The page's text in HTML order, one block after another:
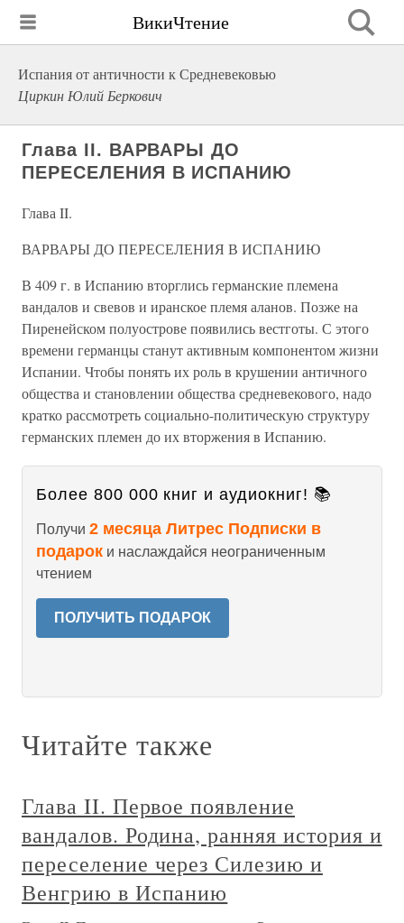
ВикиЧтение
Испания от античности к Средневековью
Циркин Юлий Беркович
Глава II. ВАРВАРЫ ДО
ПЕРЕСЕЛЕНИЯ В ИСПАНИЮ
Глава II.
ВАРВАРЫ ДО ПЕРЕСЕЛЕНИЯ В ИСПАНИЮ
В 409 г. в Испанию вторглись германские племена
вандалов и свевов и иранское племя аланов. Позже на
Пиренейском полуострове появились вестготы. С этого
времени германцы станут активным компонентом жизни
Испании. Чтобы понять их роль в крушении античного
общества и становлении общества средневекового, надо
кратко рассмотреть социально-политическую структуру
германских племен до их вторжения в Испанию.
Более 800 000 книг и аудиокниг! 📚
Получи 2 месяца Литрес Подписки в
подарок и наслаждайся неограниченным
чтением
ПОЛУЧИТЬ ПОДАРОК
Читайте также
Глава II. Первое появление
вандалов. Родина, ранняя история и
переселение через Силезию и
Венгрию в Испанию